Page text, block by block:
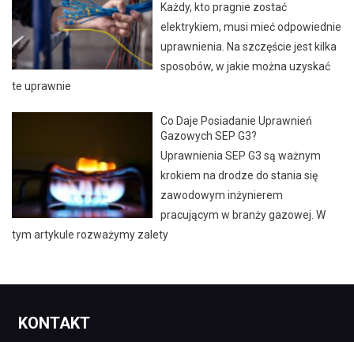
Każdy, kto pragnie zostać
elektrykiem, musi mieć odpowiednie
uprawnienia. Na szczęście jest kilka
sposobów, w jakie można uzyskać
te uprawnie
Co Daje Posiadanie Uprawnień
Gazowych SEP G3?
Uprawnienia SEP G3 są ważnym
krokiem na drodze do stania się
zawodowym inżynierem
pracującym w branży gazowej. W
tym artykule rozważymy zalety
KONTAKT